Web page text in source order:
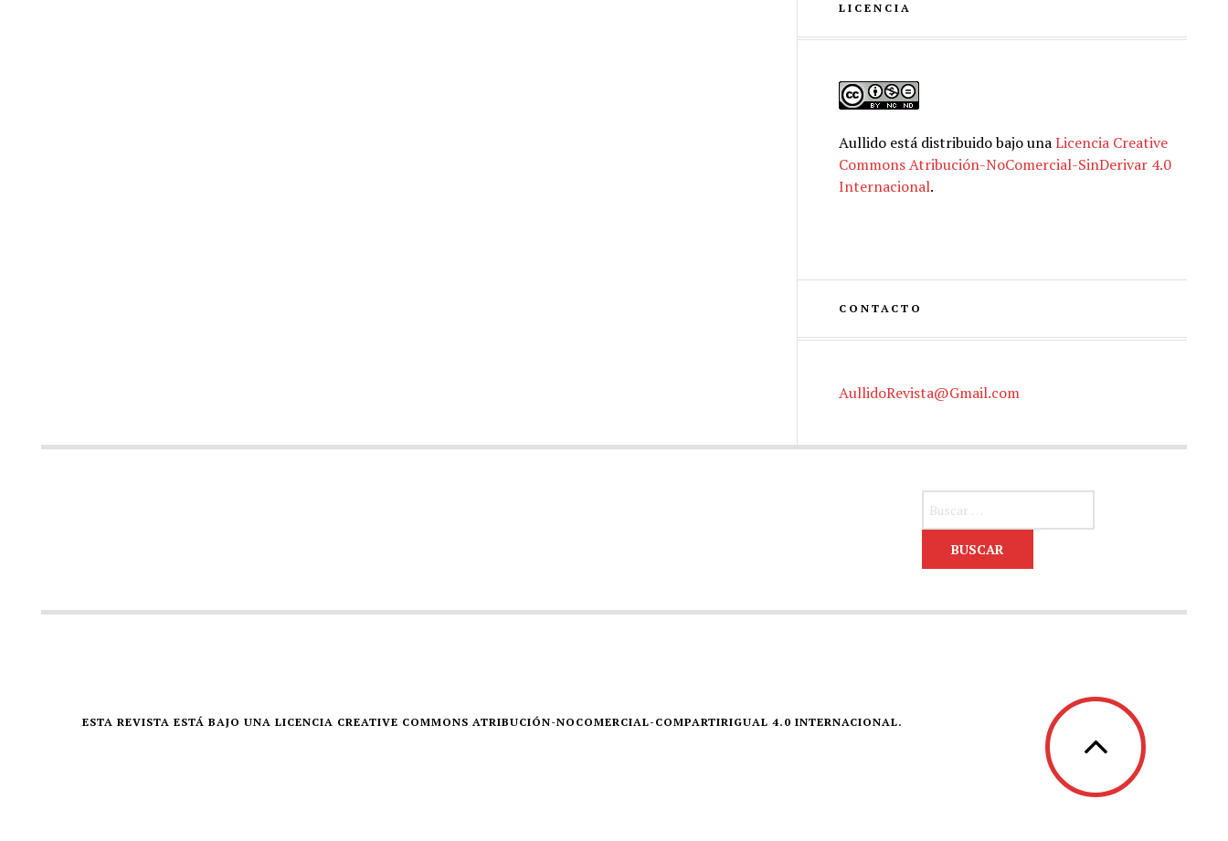
LICENCIA
Aullidoestá distribuido bajo unaLicencia Creative
Commons Atribución-NoComercial-SinDerivar 4.0
Internacional.
CONTACTO
AullidoRevista@Gmail.com
ESTA REVISTA ESTÁ BAJO UNA LICENCIA CREATIVE COMMONS ATRIBUCIÓN-NOCOMERCIAL-COMPARTIRIGUAL 4.0 INTERNACIONAL.